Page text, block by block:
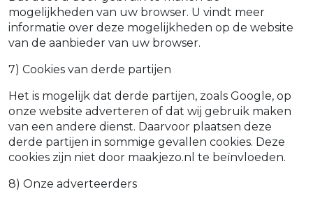
mogelijkheden van uw browser. U vindt meer
informatie over deze mogelijkheden op de website
van de aanbieder van uw browser.
7) Cookies van derde partijen
Het is mogelijk dat derde partijen, zoals Google, op
onze website adverteren of dat wij gebruik maken
van een andere dienst. Daarvoor plaatsen deze
derde partijen in sommige gevallen cookies. Deze
cookies zijn niet door maakjezo.nl te beïnvloeden.
8) Onze adverteerders